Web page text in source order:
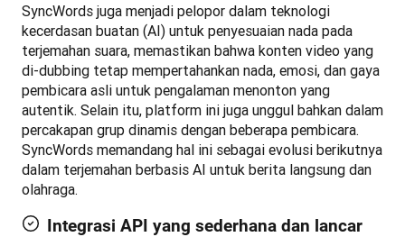
SyncWords juga menjadi pelopor dalam teknologi
kecerdasan buatan (AI) untuk penyesuaian nada pada
terjemahan suara, memastikan bahwa konten video yang
di-dubbing tetap mempertahankan nada, emosi, dan gaya
pembicara asli untuk pengalaman menonton yang
autentik. Selain itu, platform ini juga unggul bahkan dalam
percakapan grup dinamis dengan beberapa pembicara.
SyncWords memandang hal ini sebagai evolusi berikutnya
dalam terjemahan berbasis AI untuk berita langsung dan
olahraga.
Integrasi API yang sederhana dan lancar